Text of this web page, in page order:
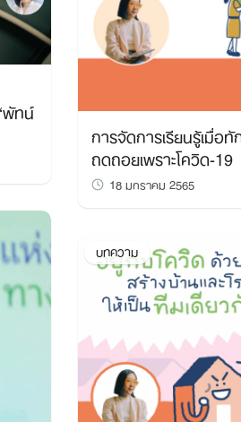
พัทน์
การจัดการเรียนรู้เมื่อ
ถดถอยเพราะโควิด-19
18 มกราคม 2565
บทความ